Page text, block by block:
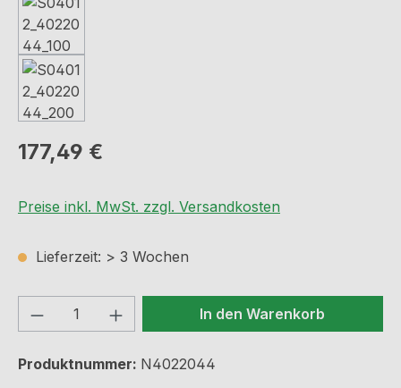
Regulärer Preis:
177,49 €
Preise inkl. MwSt. zzgl. Versandkosten
Lieferzeit: > 3 Wochen
Produkt Anzahl: Gib denIn den Warenkorb
Produktnummer: N4022044